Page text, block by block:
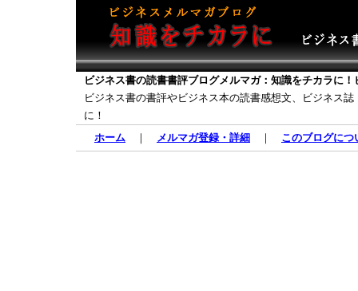
ビジネス書の読書書評ブログメルマガ：知識をチカラに
ビジネス書の書評やビジネス本の読書感想文、ビジネス
に！
ホーム ｜ メルマガ登録・詳細 ｜ このブログにつ